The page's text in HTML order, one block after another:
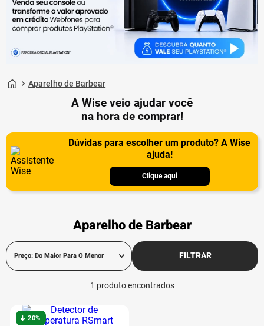
Aparelho de Barbear
A Wise veio ajudar você
na hora de comprar!
Dúvidas para escolher um produto? A Wise
ajuda!
Clique aqui
Aparelho de Barbear
Preço: Do Maior Para O Menor FILTRAR
1 produto
20%
3º
ps4
4º
smartphone
5